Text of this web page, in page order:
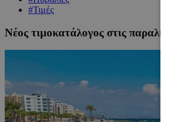
#Τιμές
Νέος τιμοκατάλογος στις